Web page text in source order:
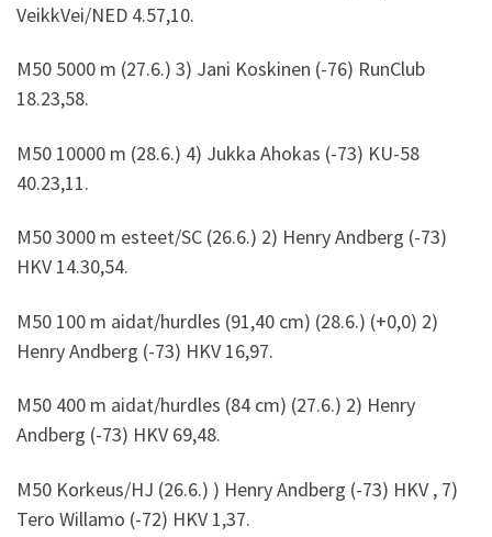
VeikkVei/NED 4.57,10.
M50 5000 m (27.6.) 3) Jani Koskinen (-76) RunClub
18.23,58.
M50 10000 m (28.6.) 4) Jukka Ahokas (-73) KU-58
40.23,11.
M50 3000 m esteet/SC (26.6.) 2) Henry Andberg (-73)
HKV 14.30,54.
M50 100 m aidat/hurdles (91,40 cm) (28.6.) (+0,0) 2)
Henry Andberg (-73) HKV 16,97.
M50 400 m aidat/hurdles (84 cm) (27.6.) 2) Henry
Andberg (-73) HKV 69,48.
M50 Korkeus/HJ (26.6.) ) Henry Andberg (-73) HKV , 7)
Tero Willamo (-72) HKV 1,37.